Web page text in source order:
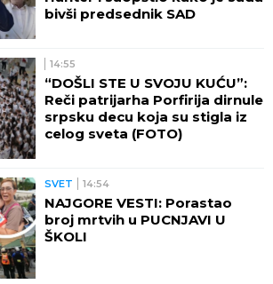
bivši predsednik SAD
14:55
“DOŠLI STE U SVOJU KUĆU”:
Reči patrijarha Porfirija dirnule
srpsku decu koja su stigla iz
celog sveta (FOTO)
SVET 14:54
NAJGORE VESTI: Porastao
broj mrtvih u PUCNJAVI U
ŠKOLI